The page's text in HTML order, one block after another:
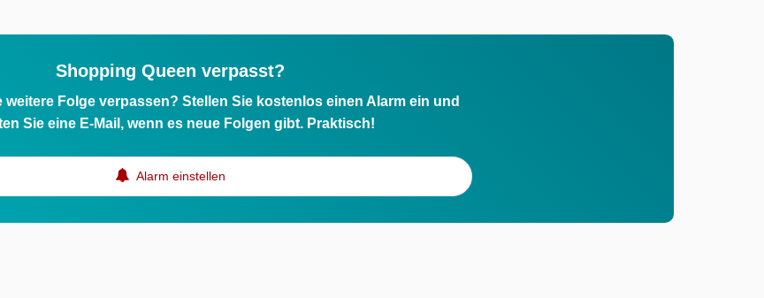
Shopping Queen verpasst?
weitere Folge verpassen? Stellen Sie kostenlos einen Alarm ein und
Sie eine E-Mail, wenn es neue Folgen gibt. Praktisch!
Alarm einstellen